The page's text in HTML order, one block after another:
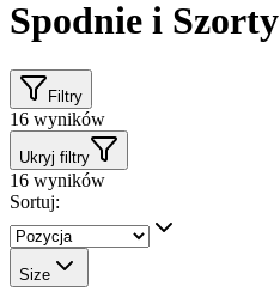
Spodnie i Szorty
Filtry
16 wyników
Ukryj filtry
16 wyników
Sortuj:
Size